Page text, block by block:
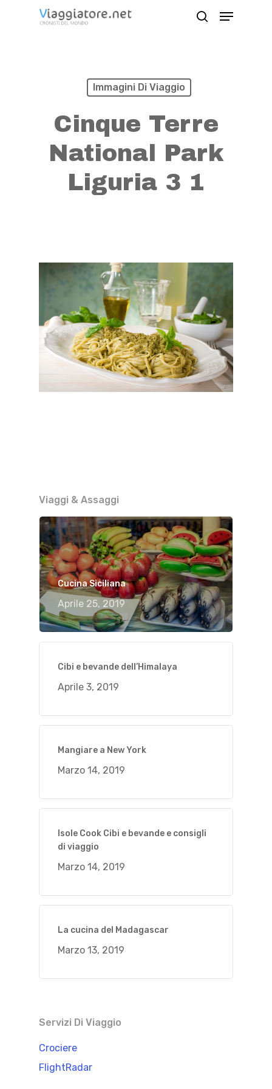
Menu
Immagini Di Viaggio
Cinque Terre
National Park
Liguria 3 1
Viaggi & Assaggi
Cucina Siciliana
Aprile 25, 2019
Cibi e bevande dell’Himalaya
Aprile 3, 2019
Mangiare a New York
Marzo 14, 2019
Isole Cook Cibi e bevande e consigli
di viaggio
Marzo 14, 2019
La cucina del Madagascar
Marzo 13, 2019
Servizi Di Viaggio
Crociere
FlightRadar